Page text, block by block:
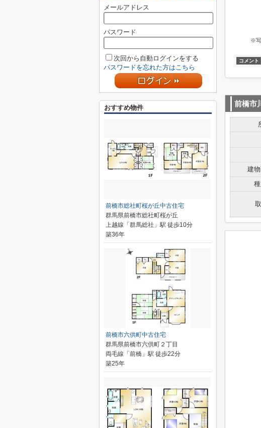
※写
コメント
前橋市
建
メールアドレス
パスワード
次回から自動ログインをする
パスワードを忘れた方はこちら
おすすめ物件
前橋市総社町桜が丘中古住宅
群馬県前橋市総社町桜が丘
上越線「群馬総社」駅 徒歩10分
築36年
前橋市六供町中古住宅
群馬県前橋市六供町２丁目
両毛線「前橋」駅 徒歩22分
築25年